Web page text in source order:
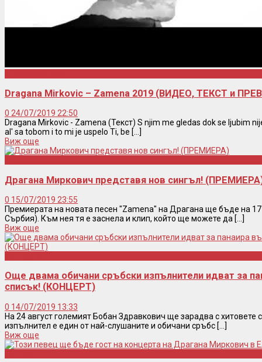
Dragana Mirkovic – Zamena 2019 (ВИДЕО, ТЕКСТ и
0 24/07/2019 22:50
Dragana Mirkovic - Zamena (Текст) S njim me gledas dok se ljubim
al' sa tobom i to mi je uspelo Ti, be [...]
Виж още
Драгана Миркович представя нов сингъл!
0 15/07/2019 23:55
Премиерата на новата песен "Zamena" на Драгана ще бъде на
Сърбия). Към нея тя е заснела и клип, който ще можете да [...]
Виж още
Още двама обичани сръбски изпълнители идват за
списък! (КОНЦЕРТ)
0 14/07/2019 13:33
На 24 август големият Бобан Здравкович ще зарадва с хитовете
изпълнител е един от най-слушаните и обичани сръбс [...]
Виж още